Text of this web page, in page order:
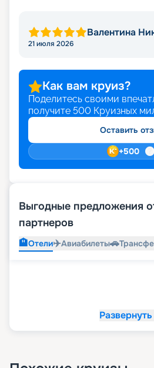
Валентина
21 июля 2026
Как вам круиз?
Поделитесь своими
получите 500 Круизных
Оставить
+500
Выгодные предложения
партнеров
🏨Отели✈️Авиабилеты🚗
Развернуть